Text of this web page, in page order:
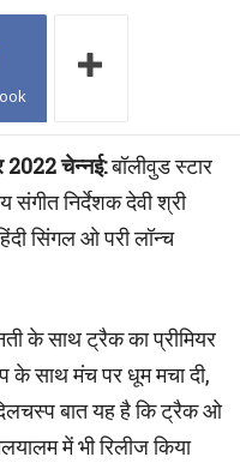
चेन्नई:बॉलीवुड स्टार
संगीत निर्देशक देवी श्री
सिंगल ओ परी लॉन्च
के साथ ट्रैक का प्रीमियर
के साथ मंच पर धूम मचा दी,
बात यह है कि ट्रैक ओ
में भी रिलीज किया